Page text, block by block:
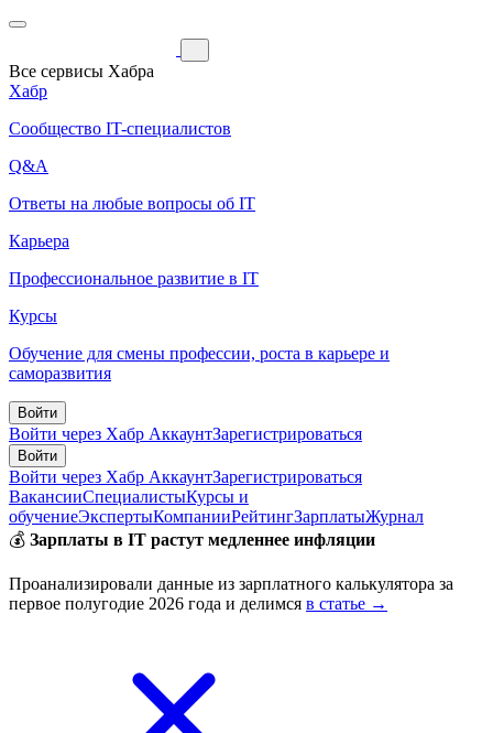
Все сервисы Хабра
Хабр
Сообщество IT-специалистов
Q&A
Ответы на любые вопросы об IT
Карьера
Профессиональное развитие в IT
Курсы
Обучение для смены профессии, роста в карьере и
саморазвития
Войти
Войти через Хабр АккаунтЗарегистрироваться
Войти
Войти через Хабр АккаунтЗарегистрироваться
ВакансииСпециалистыКурсы и
обучениеЭкспертыКомпанииРейтингЗарплатыЖурнал
💰 Зарплаты в IT растут медленнее инфляции
Проанализировали данные из зарплатного калькулятора за
первое полугодие 2026 года и делимся в статье →